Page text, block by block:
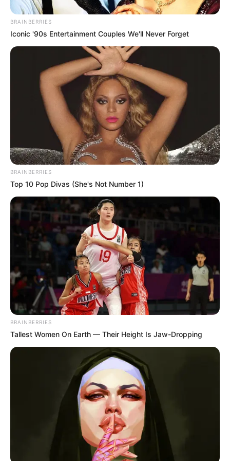
recebem os KIT's
Coisas que todos os Agentes de Saúde (ACS e ACE) precisa
Saúde com Agente: Confira todas as lives produzidas para o
Curso técnica em ACS/ACE.
Resumão da Live (9/8) para os Estudantes do Curso Técnico do
Saúde com Agente.
Credencie serviços e equipes da APS, em 3 passos:
Plano Municipal ou Distrital de Saúde ou na Programação Anual de
- Ter instrumentos de gestão aprovados pelo Conselho de Saúde.
2 - Envio da solicitação de credenciamento ao MS
- Solicitar o credenciamento* ao Ministério da Saúde, via ofício** ou
sistema de informação específico, mas, antes, dar conhecimento
da solicitação às seguintes instâncias: Conselho de Saúde,
BRAINBERRIES
Iconic '90s Entertainment Couples We'll Never Forget
BRAINBERRIES
Top 10 Pop Divas (She's Not Number 1)
BRAINBERRIES
Tallest Women On Earth — Their Height Is Jaw-Dropping